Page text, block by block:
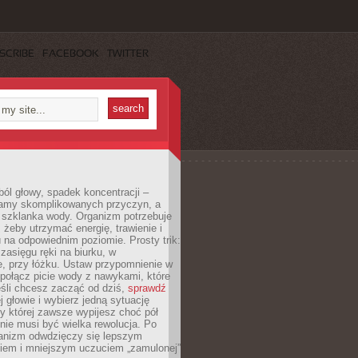
FACEBOOK TWITTER
głowy, spadek koncentracji –
skomplikowanych przyczyn, a
wody. Organizm potrzebuje
żeby utrzymać energię, trawienie i
na odpowiednim poziomie. Prosty trik:
ręki na biurku, w
przy łóżku. Ustaw przypomnienie w
picie wody z nawykami, które
chcesz zacząć od dziś, sprawdź
głowie i wybierz jedną sytuację
której zawsze wypijesz choć pół
musi być wielka rewolucja. Po
odwdzięczy się lepszym
i mniejszym uczuciem „zamulonej”